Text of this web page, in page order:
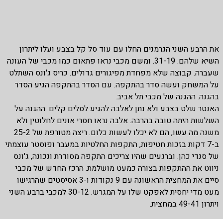
את הרבע השני הגרמנים החלו עם עוד סל קל בצבע ועלו ליתרון
השיא שלהם. 31-19. ומשם מכבי נראו פתאום כמו מכבי של העונה
שעברה. קבוצה שלא מפחדת מפיגורים גדולים. כריס ג'ונס השתלט
על המשחק ועשה סדר בהתקפה. עם הסדר בהתקפה הגיע הסדר
בהגנה. ההגנה של מכבי תל אביב.
האנטר שלט בצבע ולא נתן לאלבה להגיע לסלים קלים. ההגנה על
השלשות היתה טובה בהרבה. אלבה נראו חסרי אונים לחלוטין ולא
משנה מה עשו, הם לא יכלו לעשות כלום. ריצה מטורפת של 25-2
ב-7 דקות בזכות חטיפות, התקפות החלטיות במעבר ופוסטר עוצמתי
של סנדי כהן. וברגעים שהיו צריכים התקפה מסודרת ונכונה, ג'ונס
ניווט את ההתקפות בצורה כמעט מושלמת. הרכז החדש של מכבי
סיים את המחצית הראשונה עם 9 נקודות ו-3 אסיסטים שהרגישו
מעט מדי יחסית לאפקט שלו על המגרש. 30-12 למכבי ברבע השני
ויתרון 49-41 במחצית.